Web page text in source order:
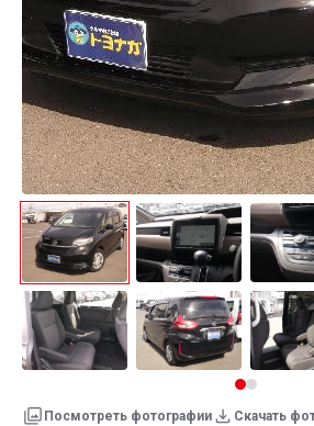
Посмотреть фотографии Скачать